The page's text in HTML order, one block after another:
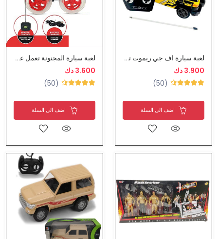
لعبة سيارة اف جي ريموت تحكم كامل
3.900 دك
(50)
اضف الى السلة
لعبة سيارة المجنونة تعمل عدة حركات مع ليت شحن كهرباء
3.600 دك
(50)
اضف الى السلة